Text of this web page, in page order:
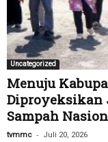
Uncategorized
Menuju
Diproyeksikan
Sampah
tvmmc - Juli 20, 2026